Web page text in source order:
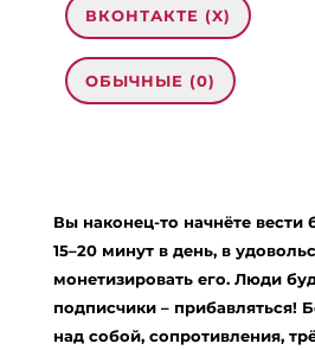
ВКОНТАКТЕ (X)
ОБЫЧНЫЕ (0)
Обязательные поля
Вы наконец-то начнёте вести
15–20 минут в день, в
монетизировать его. Люди
подписчики – прибавляться!
над собой, сопротивления,